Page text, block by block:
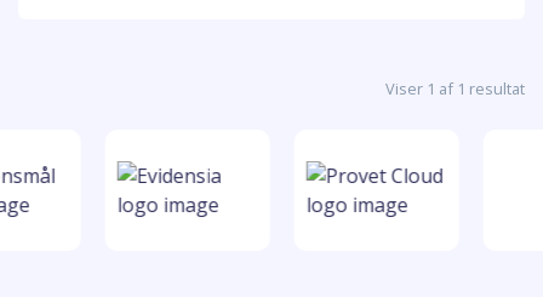
Viser 1 af 1 resultat